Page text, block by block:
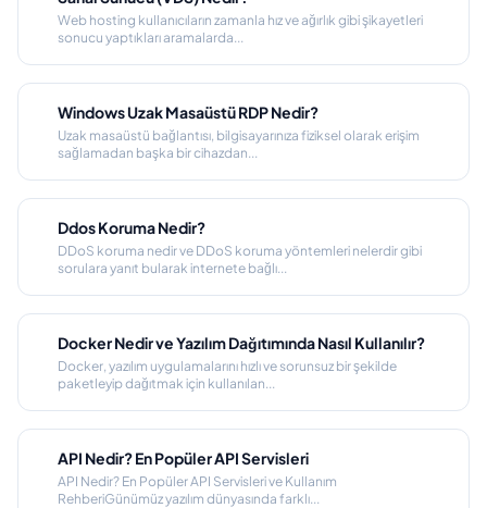
Web hosting kullanıcıların zamanla hız ve ağırlık gibi şikayetleri
sonucu yaptıkları aramalarda...
Windows Uzak Masaüstü RDP Nedir?
Uzak masaüstü bağlantısı, bilgisayarınıza fiziksel olarak erişim
sağlamadan başka bir cihazdan...
Ddos Koruma Nedir?
DDoS koruma nedir ve DDoS koruma yöntemleri nelerdir gibi
sorulara yanıt bularak internete bağlı...
Docker Nedir ve Yazılım Dağıtımında Nasıl Kullanılır?
Docker, yazılım uygulamalarını hızlı ve sorunsuz bir şekilde
paketleyip dağıtmak için kullanılan...
API Nedir? En Popüler API Servisleri
API Nedir? En Popüler API Servisleri ve Kullanım
RehberiGünümüz yazılım dünyasında farklı...